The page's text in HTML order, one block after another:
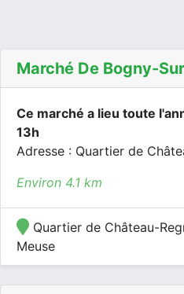
Marché De Bogny-
Ce marché a lieu toute
13h
Adresse : Quartier de
Environ 4.1 km
Quartier de Château-
Meuse